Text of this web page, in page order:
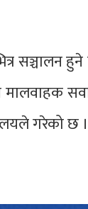
सञ्चालन हुने
गरेको छ ।